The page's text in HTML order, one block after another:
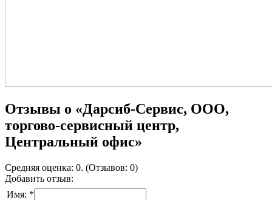
Отзывы о «Дарсиб-Сервис, ООО,
торгово-сервисный центр,
Центральный офис»
Средняя оценка: 0. (Отзывов: 0)
Добавить отзыв:
Имя: *